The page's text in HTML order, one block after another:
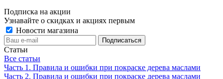
Подписка на акции
Узнавайте о скидках и акциях первым
Новости магазина
Статьи
Все статьи
Часть 1. Правила и ошибки при покраске дерева маслами
Часть 2. Правила и ошибки при покраске дерева маслами